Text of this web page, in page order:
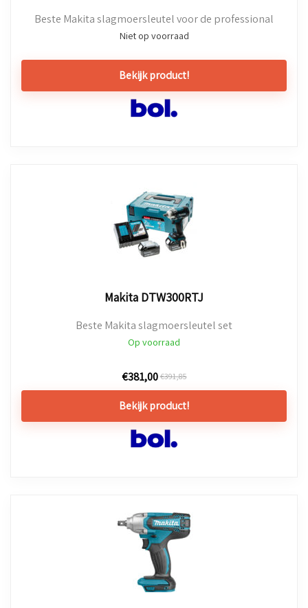
Beste Makita slagmoersleutel voor de professional
Niet op voorraad
Bekijk product!
Makita DTW300RTJ
Beste Makita slagmoersleutel set
Op voorraad
€381,00€391,85
Bekijk product!